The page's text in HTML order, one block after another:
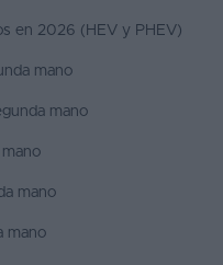
en 2026 (HEV y PHEV)
mano
mano
mano
mano
mano